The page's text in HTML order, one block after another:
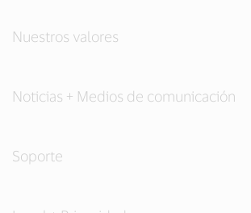
Nuestros valores
Noticias + Medios de comunicación
Soporte